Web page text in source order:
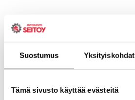
Suostumus Yksityiskohdat
Tämä sivusto käyttää evästeitä